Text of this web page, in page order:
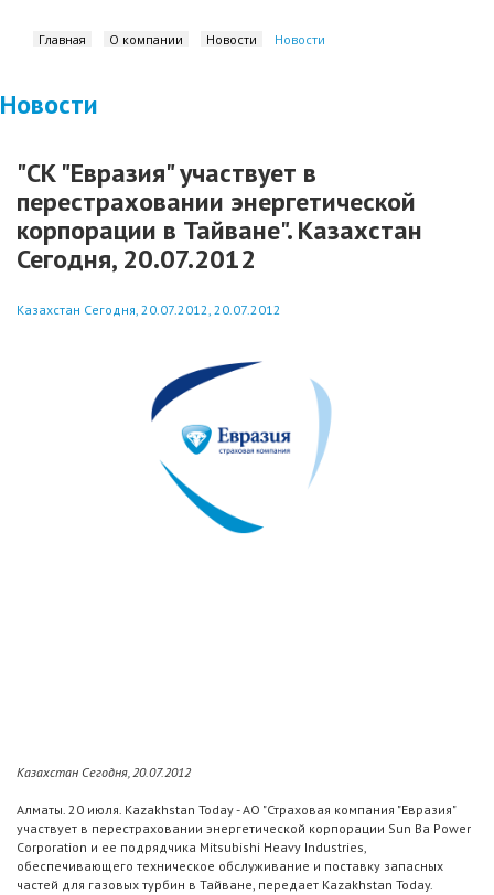
Главная О компании Новости Новости
Новости
"СК "Евразия" участвует в
перестраховании энергетической
корпорации в Тайване". Казахстан
Сегодня, 20.07.2012
Казахстан Сегодня, 20.07.2012, 20.07.2012
Казахстан Сегодня, 20.07.2012
Алматы. 20 июля. Kazakhstan Today - АО "Страховая компания "Евразия"
участвует в перестраховании энергетической корпорации Sun Ba Power
Corporation и ее подрядчика Mitsubishi Heavy Industries,
обеспечивающего техническое обслуживание и поставку запасных
частей для газовых турбин в Тайване, передает Kazakhstan Today.